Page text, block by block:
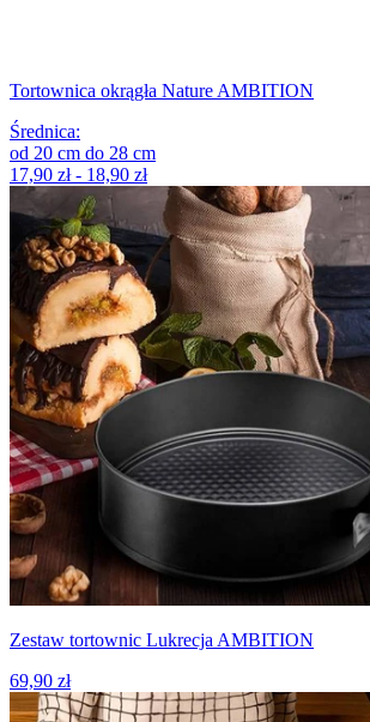
Tortownica okrągła Nature AMBITION
Średnica:
od 20 cm do 28 cm
17,90 zł - 18,90 zł
Zestaw tortownic Lukrecja AMBITION
69,90 zł